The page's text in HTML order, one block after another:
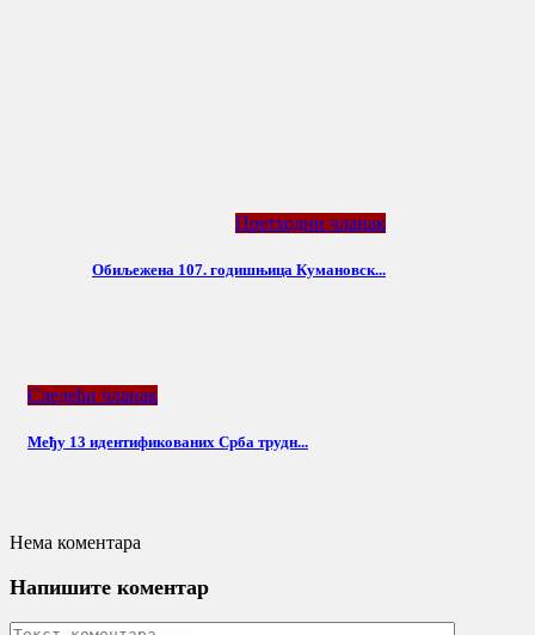
Претходни чланак
Oбиљежена 107. годишњица Кумановск...
Следећи чланак
Међу 13 идентификованих Срба трудн...
Нема коментара
Напишите коментар